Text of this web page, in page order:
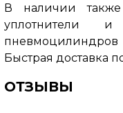
В наличии
уплотнители
Быстрая доставка
ОТЗЫВЫ